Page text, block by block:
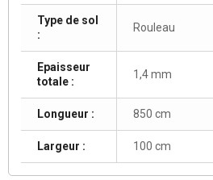
Type de sol
:
Rouleau
Epaisseur
totale :
1,4 mm
Longueur : 850 cm
Largeur : 100 cm